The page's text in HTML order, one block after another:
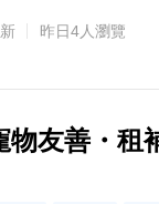
昨日4人瀏覽
物友善・租